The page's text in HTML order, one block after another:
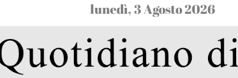
lunedì, 3 Agosto 2026